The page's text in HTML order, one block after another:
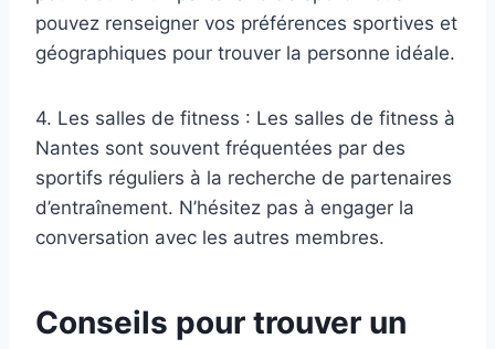
pouvez renseigner vos préférences sportives et
géographiques pour trouver la personne idéale.
4. Les salles de fitness : Les salles de fitness à
Nantes sont souvent fréquentées par des
sportifs réguliers à la recherche de partenaires
d’entraînement. N’hésitez pas à engager la
conversation avec les autres membres.
Conseils pour trouver un